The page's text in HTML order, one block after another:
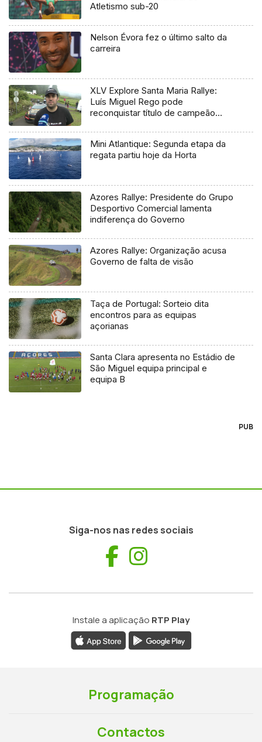
Atletismo sub-20
Nelson Évora fez o último salto da
carreira
XLV Explore Santa Maria Rallye:
Luís Miguel Rego pode
reconquistar título de campeão
Mini Atlantique: Segunda etapa da
regata partiu hoje da Horta
Azores Rallye: Presidente do Grupo
Desportivo Comercial lamenta
indiferença do Governo
Azores Rallye: Organização acusa
Governo de falta de visão
Taça de Portugal: Sorteio dita
encontros para as equipas
açorianas
Santa Clara apresenta no Estádio de
São Miguel equipa principal e
equipa B
PUB
Siga-nos nas redes sociais
Facebook
Instale a aplicação RTP Play
Programação
Contactos